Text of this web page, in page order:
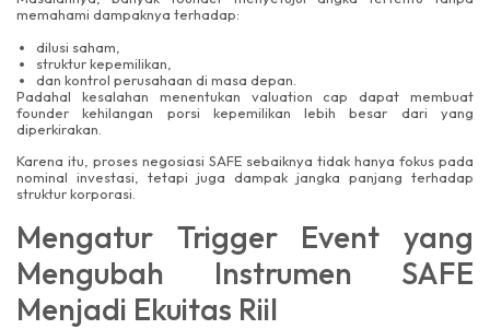
memahami dampaknya terhadap:
dilusi saham,
struktur kepemilikan,
dan kontrol perusahaan di masa depan.
Padahal kesalahan menentukan valuation cap dapat membuat
founder kehilangan porsi kepemilikan lebih besar dari yang
diperkirakan.
Karena itu, proses negosiasi SAFE sebaiknya tidak hanya fokus pada
nominal investasi, tetapi juga dampak jangka panjang terhadap
struktur korporasi.
Mengatur Trigger Event yang
Mengubah Instrumen SAFE
Menjadi Ekuitas Riil